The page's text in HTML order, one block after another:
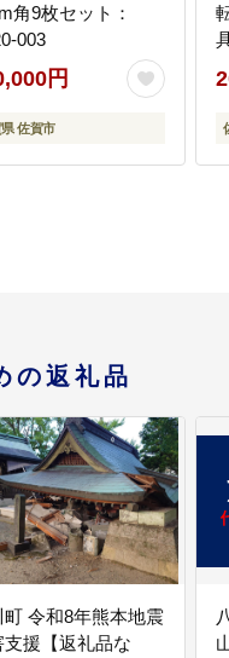
角9枚セット：
003
円
佐賀市
の返礼品
町 令和8年熊本地震
支援【返礼品な